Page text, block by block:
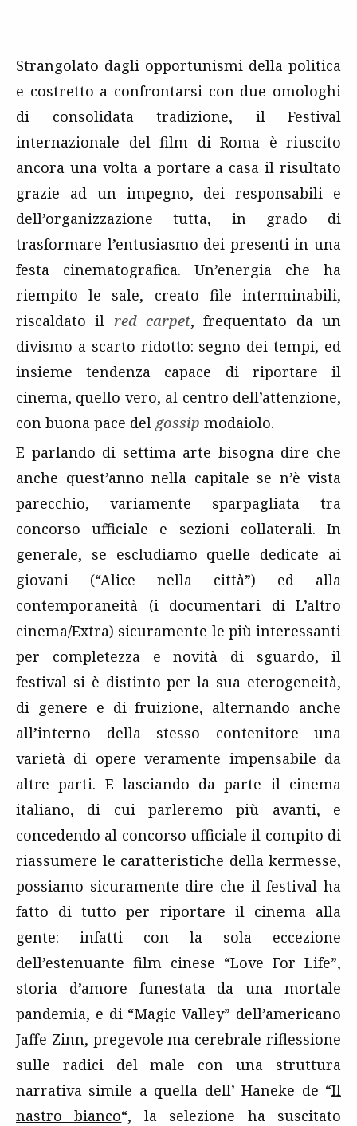
Strangolato dagli opportunismi della politica
e costretto a confrontarsi con due omologhi
di consolidata tradizione, il Festival
internazionale del film di Roma è riuscito
ancora una volta a portare a casa il risultato
grazie ad un impegno, dei responsabili e
dell’organizzazione tutta, in grado di
trasformare l’entusiasmo dei presenti in una
festa cinematografica. Un’energia che ha
riempito le sale, creato file interminabili,
riscaldato il red carpet, frequentato da un
divismo a scarto ridotto: segno dei tempi, ed
insieme tendenza capace di riportare il
cinema, quello vero, al centro dell’attenzione,
con buona pace del gossip modaiolo.
E parlando di settima arte bisogna dire che
anche quest’anno nella capitale se n’è vista
parecchio, variamente sparpagliata tra
concorso ufficiale e sezioni collaterali. In
generale, se escludiamo quelle dedicate ai
giovani (“Alice nella città”) ed alla
contemporaneità (i documentari di L’altro
cinema/Extra) sicuramente le più interessanti
per completezza e novità di sguardo, il
festival si è distinto per la sua eterogeneità,
di genere e di fruizione, alternando anche
all’interno della stesso contenitore una
varietà di opere veramente impensabile da
altre parti. E lasciando da parte il cinema
italiano, di cui parleremo più avanti, e
concedendo al concorso ufficiale il compito di
riassumere le caratteristiche della kermesse,
possiamo sicuramente dire che il festival ha
fatto di tutto per riportare il cinema alla
gente: infatti con la sola eccezione
dell’estenuante film cinese “Love For Life”,
storia d’amore funestata da una mortale
pandemia, e di “Magic Valley” dell’americano
Jaffe Zinn, pregevole ma cerebrale riflessione
sulle radici del male con una struttura
narrativa simile a quella dell’ Haneke de “Il
nastro bianco“, la selezione ha suscitato